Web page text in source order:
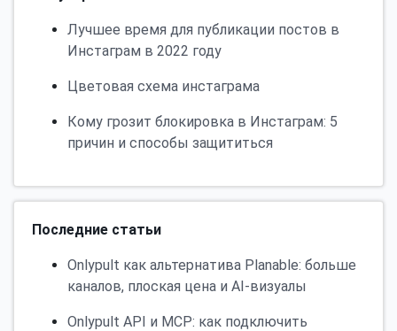
Лучшее время для публикации постов в
Инстаграм в 2022 году
Цветовая схема инстаграма
Кому грозит блокировка в Инстаграм: 5
причин и способы защититься
Последние статьи
Onlypult как альтернатива Planable: больше
каналов, плоская цена и AI-визуалы
Onlypult API и MCP: как подключить